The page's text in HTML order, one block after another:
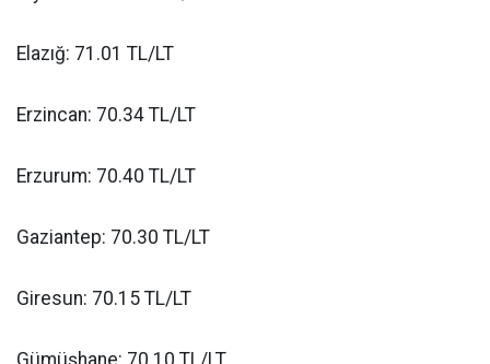
Elazığ: 71.01 TL/LT
Erzincan: 70.34 TL/LT
Erzurum: 70.40 TL/LT
Gaziantep: 70.30 TL/LT
Giresun: 70.15 TL/LT
Gümüşhane: 70.10 TL/LT